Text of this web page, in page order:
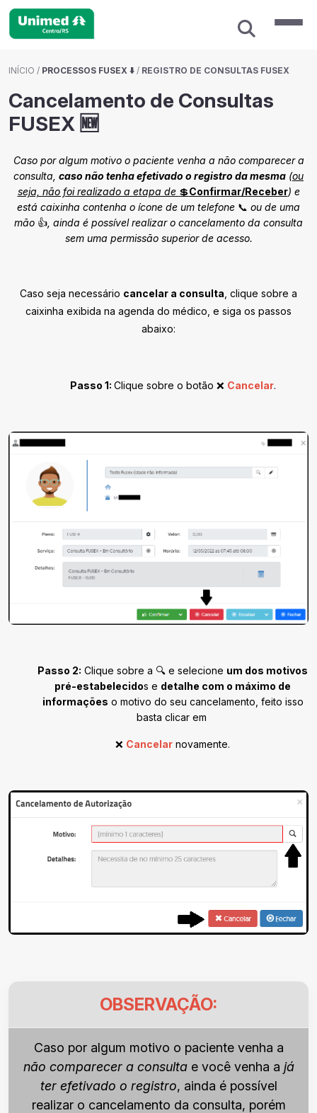
INÍCIO / PROCESSOS FUSEX ⬇️ / REGISTRO DE CONSULTAS FUSEX
Cancelamento de Consultas
FUSEX 🆕
Caso por algum motivo o paciente venha a não comparecer a
consulta, caso não tenha efetivado o registro da mesma (ou
seja, não foi realizado a etapa de 💲Confirmar/Receber) e
está caixinha contenha o ícone de um telefone 📞 ou de uma
mão 👍 , ainda é possível realizar o cancelamento da consulta
sem uma permissão superior de acesso.
Caso seja necessário cancelar a consulta , clique sobre a
caixinha exibida na agenda do médico, e siga os passos
abaixo:
Passo 1: Clique sobre o botão ❌ Cancelar.
Passo 2: Clique sobre a 🔍 e selecione um dos motivos
pré-estabelecidos e detalhe com o máximo de
informações o motivo do seu cancelamento, feito isso
basta clicar em
❌ Cancelar novamente.
OBSERVAÇÃO:
Caso por algum motivo o paciente venha a
não comparecer a consultae você venha a já
ter efetivado o registro, ainda é possível
realizar o cancelamento da consulta, porém